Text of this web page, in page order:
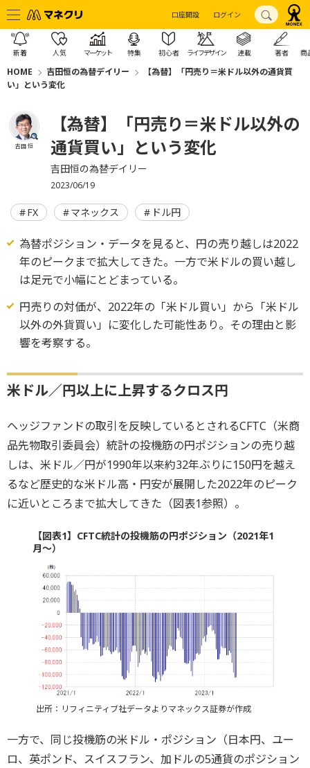
口座開設 ログイン
新着 人気 マーケット 特集 初心者 ライフデザイン 連載 著者 商
HOME 吉田恒の為替デイリー
【為替】「円売り＝米ドル以外の通貨買
い」という変化
吉田 恒
【為替】「円売り＝米ドル以外の
通貨買い」という変化
吉田恒の為替デイリー
2023/06/19
FX マネックス ドル円
為替ポジション・データを見ると、円の売り越しは2022
年のピークまで拡大してきた。一方で米ドルの買い越し
は足元で小幅にとどまっている。
円売りの対価が、2022年の「米ドル買い」から「米ドル
以外の外貨買い」に変化した可能性あり。その理由と影
響を考察する。
米ドル／円以上に上昇するクロス円
ヘッジファンドの取引を反映しているとされるCFTC（米商
品先物取引委員会）統計の投機筋の円ポジションの売り越
しは、米ドル／円が1990年以来約32年ぶりに150円を越え
るなど歴史的な米ドル高・円安が展開した2022年のピーク
に近いところまで拡大してきた（図表1参照）。
【図表1】CFTC統計の投機筋の円ポジション（2021年1
月～）
出所：リフィニティブ社データよりマネックス証券が作成
一方で、同じ投機筋の米ドル・ポジション（日本円、ユー
ロ、英ポンド、スイスフラン、加ドルの5通貨のポジション